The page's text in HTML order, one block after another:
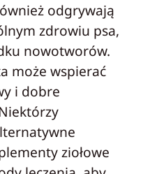
odgrywają
zdrowiu psa,
nowotworów.
może wspierać
i dobre
ziołowe